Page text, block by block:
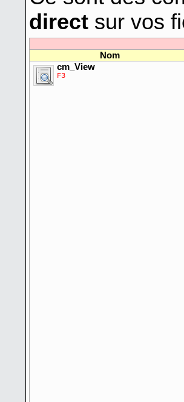
directsur vos
Nom
cm_View
F3